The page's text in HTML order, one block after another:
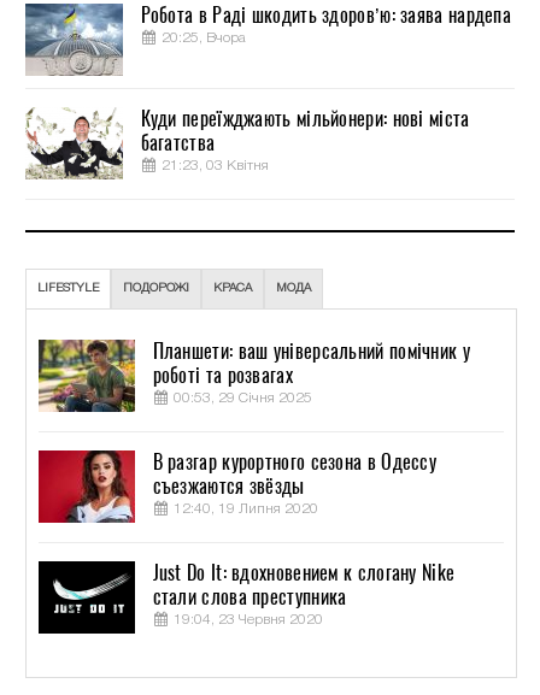
Робота в Раді шкодить здоров’ю: заява нардепа
20:25, Вчора
Куди переїжджають мільйонери: нові міста
багатства
21:23, 03 Квітня
LIFESTYLE ПОДОРОЖІ КРАСА МОДА
Планшети: ваш універсальний помічник у
роботі та розвагах
00:53, 29 Січня 2025
В разгар курортного сезона в Одессу
съезжаются звёзды
12:40, 19 Липня 2020
Just Do It: вдохновением к слогану Nike
стали слова преступника
19:04, 23 Червня 2020